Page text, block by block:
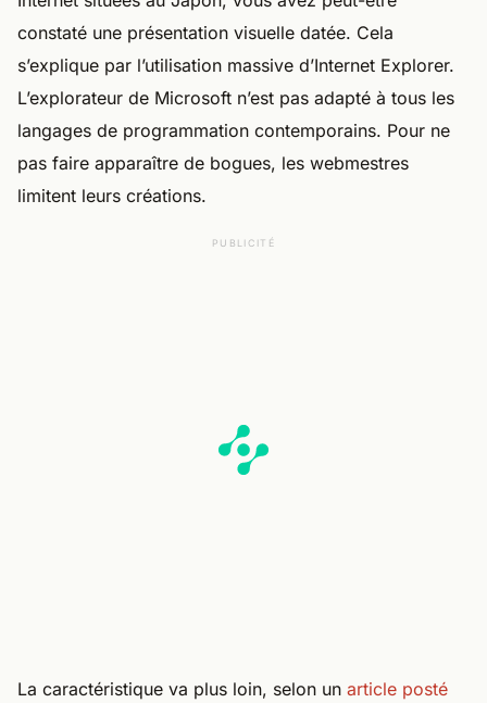
constaté une présentation visuelle datée. Cela
s’explique par l’utilisation massive d’Internet Explorer.
L’explorateur de Microsoft n’est pas adapté à tous les
langages de programmation contemporains. Pour ne
pas faire apparaître de bogues, les webmestres
limitent leurs créations.
PUBLICITÉ
La caractéristique va plus loin, selon un article posté